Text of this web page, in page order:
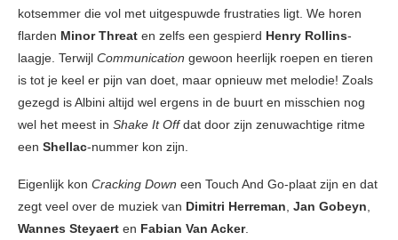
kotsemmer die vol met uitgespuwde frustraties ligt. We horen
flarden Minor Threat en zelfs een gespierd Henry Rollins-
laagje. Terwijl Communication gewoon heerlijk roepen en tieren
is tot je keel er pijn van doet, maar opnieuw met melodie! Zoals
gezegd is Albini altijd wel ergens in de buurt en misschien nog
wel het meest in Shake It Offdat door zijn zenuwachtige ritme
een Shellac-nummer kon zijn.
Eigenlijk kon Cracking Down een Touch And Go-plaat zijn en dat
zegt veel over de muziek van Dimitri Herreman, Jan Gobeyn,
Wannes Steyaert en Fabian Van Acker.